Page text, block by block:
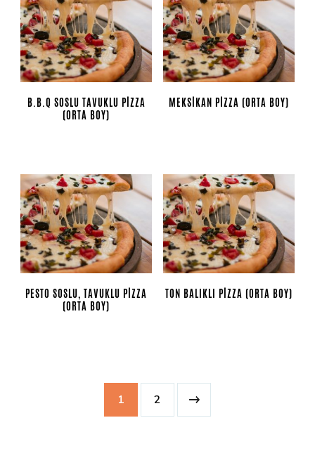
B.B.Q SOSLU TAVUKLU PIZZA
(ORTA BOY)
MEKSIKAN PIZZA (ORTA BOY)
PESTO SOSLU, TAVUKLU PIZZA
(ORTA BOY)
TON BALIKLI PIZZA (ORTA BOY)
1 2